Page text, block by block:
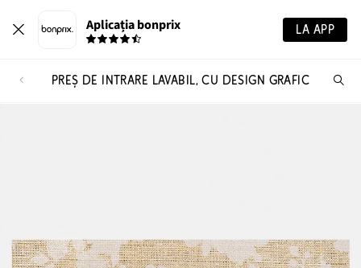
Aplicația bonprix LA APP
PREȘ DE INTRARE LAVABIL, CU DESIGN GRAFIC